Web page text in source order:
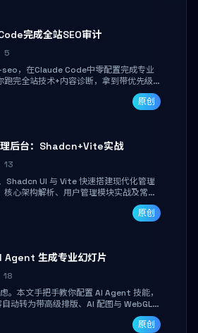
完成全站SEO审计
5
，在Claude Code中零配置完成专业
跑完全站技术+内容诊断，拿到带优先级
复清单，适合独立开发者、SEO从业者和
原创
后台：Shadcn+Vite实战
13
Shadcn UI 与 Vite 快速搭建现代化管理
心架构解析、用户管理模块实战及常见
立完成仪表盘搭建、组件拼装与主题定
。
原创
Agent 生成专业幻灯片
18
。本文手把手教你配置 AI Agent 技能，
动转为带高级排版、AI 配图与 WebGL
。只需专注内容，10 分钟即可产出可投
原创